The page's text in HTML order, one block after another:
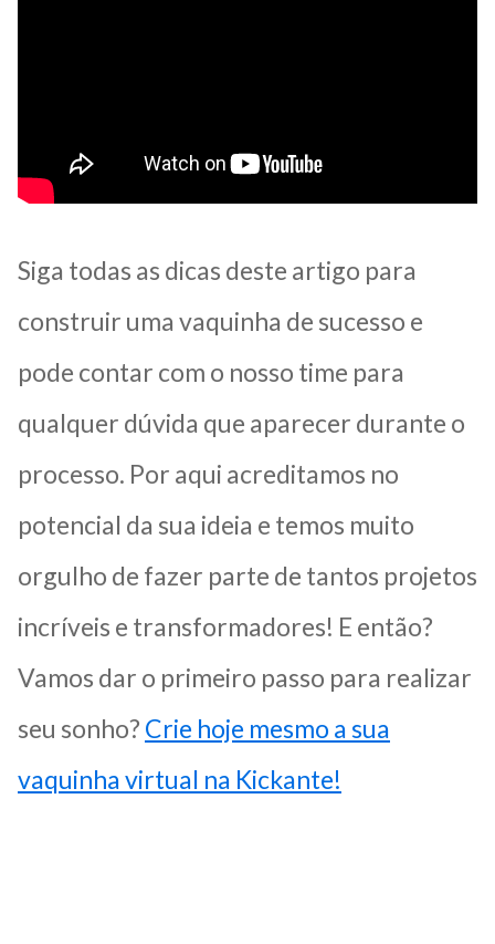
Siga todas as dicas deste artigo para
construir uma vaquinha de sucesso e
pode contar com o nosso time para
qualquer dúvida que aparecer durante o
processo. Por aqui acreditamos no
potencial da sua ideia e temos muito
orgulho de fazer parte de tantos projetos
incríveis e transformadores! E então?
Vamos dar o primeiro passo para realizar
seu sonho? Crie hoje mesmo a sua
vaquinha virtual na Kickante!